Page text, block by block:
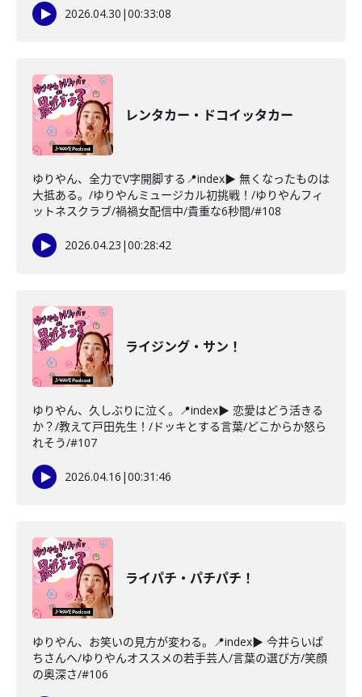
2026.04.30 |00:33:08
レンタカー・ドコイッタカー
ゆりやん、全力でV字開脚する📍index▶ 無くなったものは
大抵ある。/ゆりやんミュージカル初挑戦！/ゆりやんフィ
ットネスクラブ/禍禍女配信中/貴重な6秒間/#108
2026.04.23 |00:28:42
ライジング・サン！
ゆりやん、久しぶりに泣く。📍index▶ 恋愛はどう活きる
か？/教えて戸田先生！/ドッキとする言葉/どこからか怒ら
れそう/#107
2026.04.16 |00:31:46
ライパチ・パチパチ！
ゆりやん、お笑いの見方が変わる。📍index▶ 今井らいぱ
ちさんへ/ゆりやんオススメの若手芸人/言葉の選び方/笑顔
の奥深さ/#106